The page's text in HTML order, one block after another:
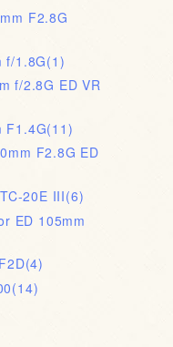
F2.8G
f/1.8G(1)
f/2.8G ED VR
F1.4G(11)
F2.8G ED
20E III(6)
ED 105mm
(4)
(14)